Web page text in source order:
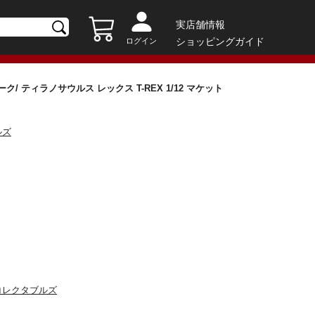
ログイン
実店舗情報
ショッピングガイド
ク/ ティラノサウルス レックス T-REX 1/12 マケット
ズ
クタブルズ